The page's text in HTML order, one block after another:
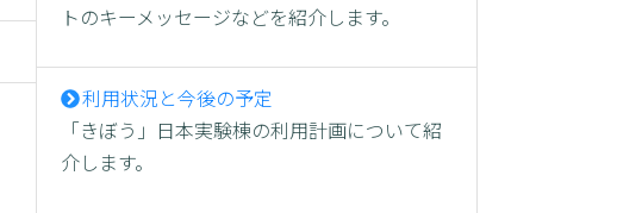
トのキーメッセージなどを紹介します。
利用状況と今後の予定
「きぼう」日本実験棟の利用計画について紹
介します。